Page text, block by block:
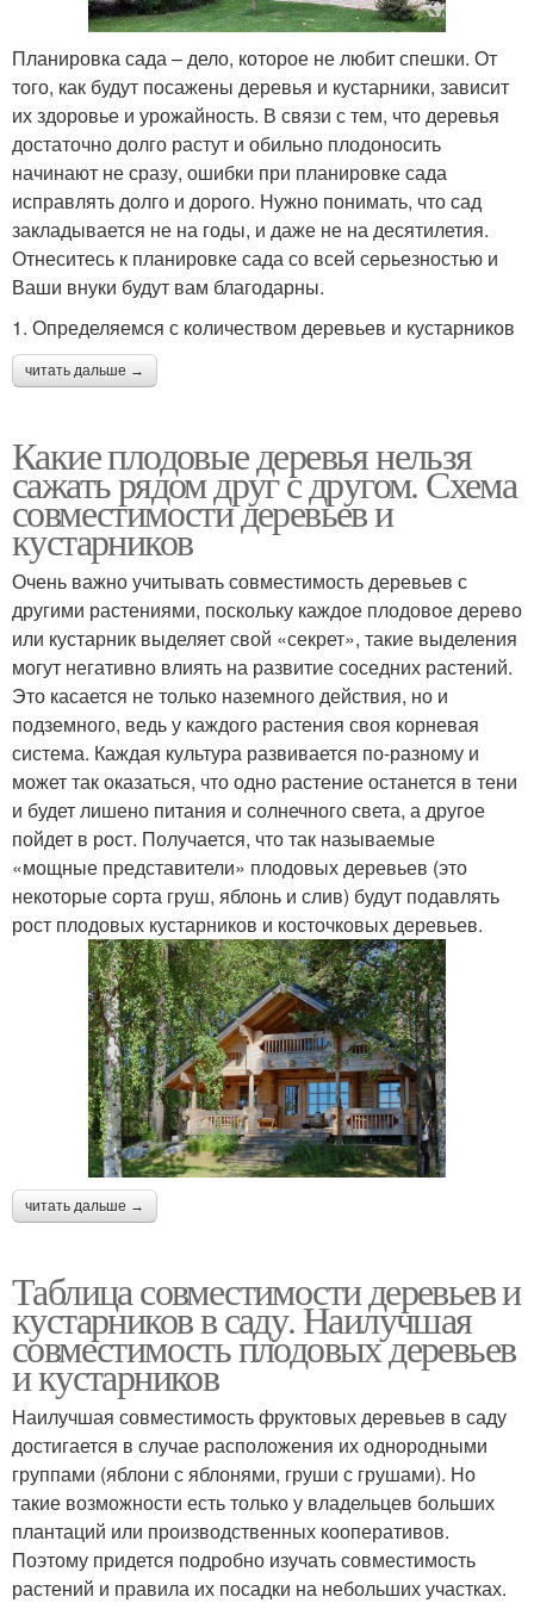
Планировка сада – дело, которое не любит спешки. От
того, как будут посажены деревья и кустарники, зависит
их здоровье и урожайность. В связи с тем, что деревья
достаточно долго растут и обильно плодоносить
начинают не сразу, ошибки при планировке сада
исправлять долго и дорого. Нужно понимать, что сад
закладывается не на годы, и даже не на десятилетия.
Отнеситесь к планировке сада со всей серьезностью и
Ваши внуки будут вам благодарны.
1. Определяемся с количеством деревьев и кустарников
читать дальше →
Какие плодовые деревья нельзя
сажать рядом друг с другом. Схема
совместимости деревьев и
кустарников
Очень важно учитывать совместимость деревьев с
другими растениями, поскольку каждое плодовое дерево
или кустарник выделяет свой «секрет», такие выделения
могут негативно влиять на развитие соседних растений.
Это касается не только наземного действия, но и
подземного, ведь у каждого растения своя корневая
система. Каждая культура развивается по-разному и
может так оказаться, что одно растение останется в тени
и будет лишено питания и солнечного света, а другое
пойдет в рост. Получается, что так называемые
«мощные представители» плодовых деревьев (это
некоторые сорта груш, яблонь и слив) будут подавлять
рост плодовых кустарников и косточковых деревьев.
читать дальше →
Таблица совместимости деревьев и
кустарников в саду. Наилучшая
совместимость плодовых деревьев
и кустарников
Наилучшая совместимость фруктовых деревьев в саду
достигается в случае расположения их однородными
группами (яблони с яблонями, груши с грушами). Но
такие возможности есть только у владельцев больших
плантаций или производственных кооперативов.
Поэтому придется подробно изучать совместимость
растений и правила их посадки на небольших участках.